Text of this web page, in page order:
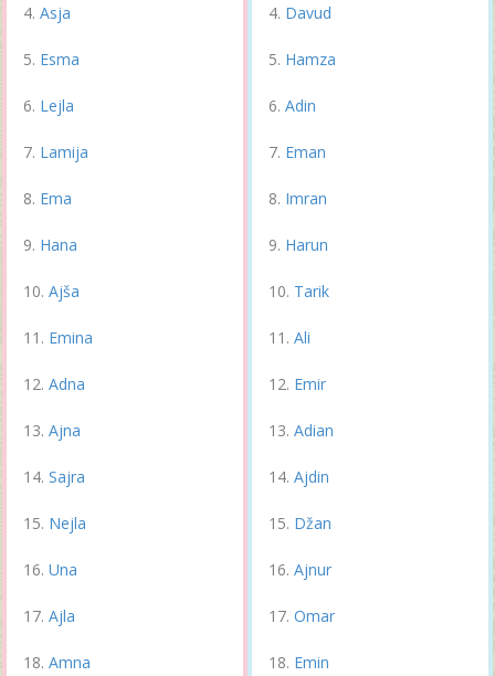
Asja
Esma
Lejla
Lamija
Ema
Hana
Ajša
Emina
Adna
Ajna
Sajra
Nejla
Una
Ajla
Amna
Davud
Hamza
Adin
Eman
Imran
Harun
Tarik
Ali
Emir
Adian
Ajdin
Džan
Ajnur
Omar
Emin